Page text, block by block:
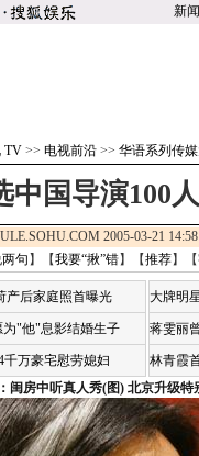
新闻
TV >> 电视前沿 >> 华语系列传
中国导演100
2005-03-21
句 】【我要“揪”错】【推荐】
产后家庭照首曝光
为"他"息影结婚生子
千万豪宅慰劳媳妇
大牌明
蒋雯丽
林青霞
闺房中听真人秀(图) 北京升级特